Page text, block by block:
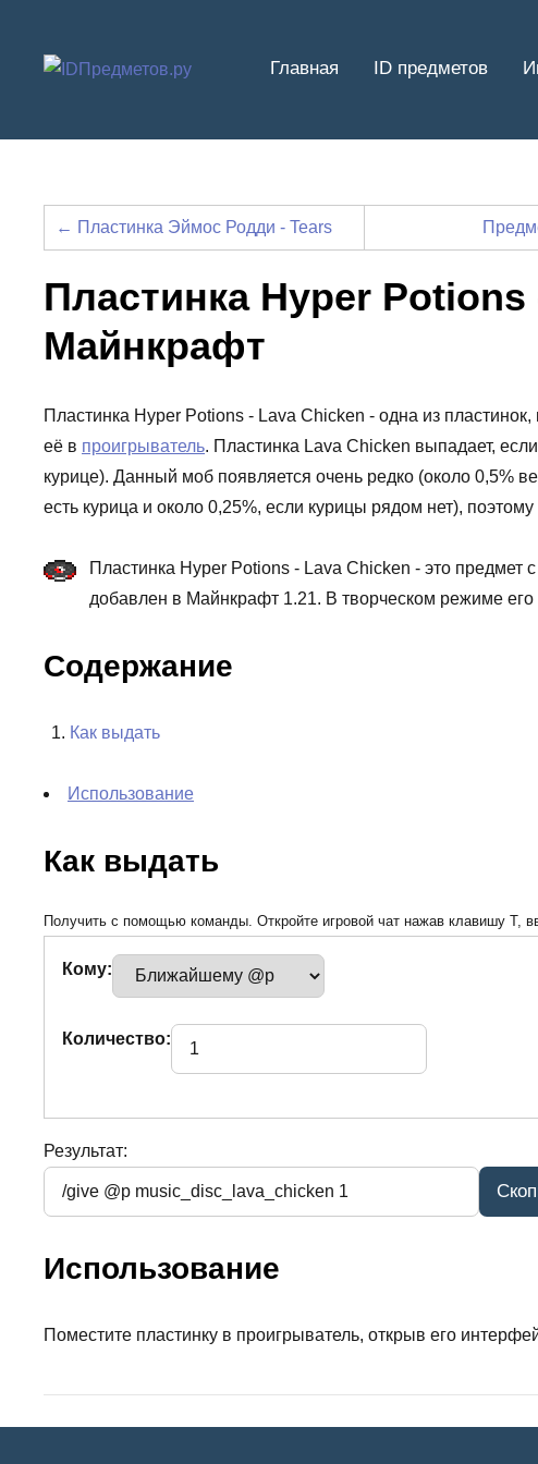
содержимому
Главная ID предметов
← Пластинка Эймос Родди - Tears
Пластинка Hyper
Майнкрафт
Пластинка Hyper Potions - Lava Chicken - одна из
её в проигрыватель. Пластинка Lava Chicken выпадает,
курице). Данный моб появляется очень редко (около 0,5%
есть курица и около 0,25%, если курицы рядом нет),
Пластинка Hyper Potions - Lava Chicken - это
добавлен в Майнкрафт 1.21. В творческом режиме его
Содержание
Как выдать
Использование
Как выдать
Получить с помощью команды. Откройте игровой чат нажав клавишу T,
Кому:
Количество:
Результат:
Использование
Поместите пластинку в проигрыватель, открыв его